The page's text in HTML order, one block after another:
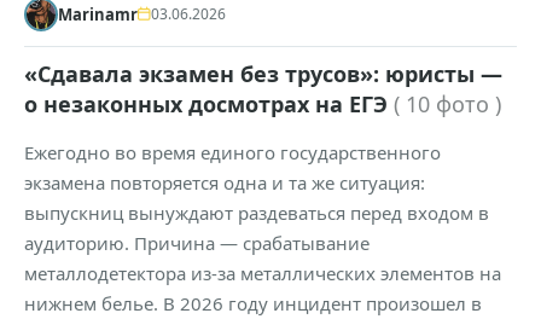
Marinamr 03.06.2026
«Сдавала экзамен без трусов»: юристы —
о незаконных досмотрах на ЕГЭ ( 10 фото )
Ежегодно во время единого государственного
экзамена повторяется одна и та же ситуация:
выпускниц вынуждают раздеваться перед входом в
аудиторию. Причина — срабатывание
металлодетектора из-за металлических элементов на
нижнем белье. В 2026 году инцидент произошел в